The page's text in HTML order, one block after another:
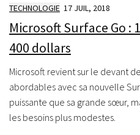
TECHNOLOGIE 17 JUIL, 2018
Microsoft Surface Go :
400 dollars
Microsoft revient sur le devant
abordables avec sa nouvelle
puissante que sa grande sœur,
les besoins plus modestes.